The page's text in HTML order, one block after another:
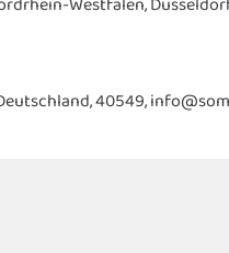
40549,